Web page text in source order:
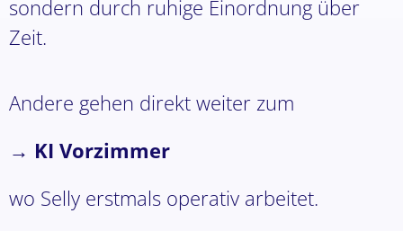
sondern durch ruhige Einordnung über
Zeit.
Andere gehen direkt weiter zum
→ KI Vorzimmer
wo Selly erstmals operativ arbeitet.